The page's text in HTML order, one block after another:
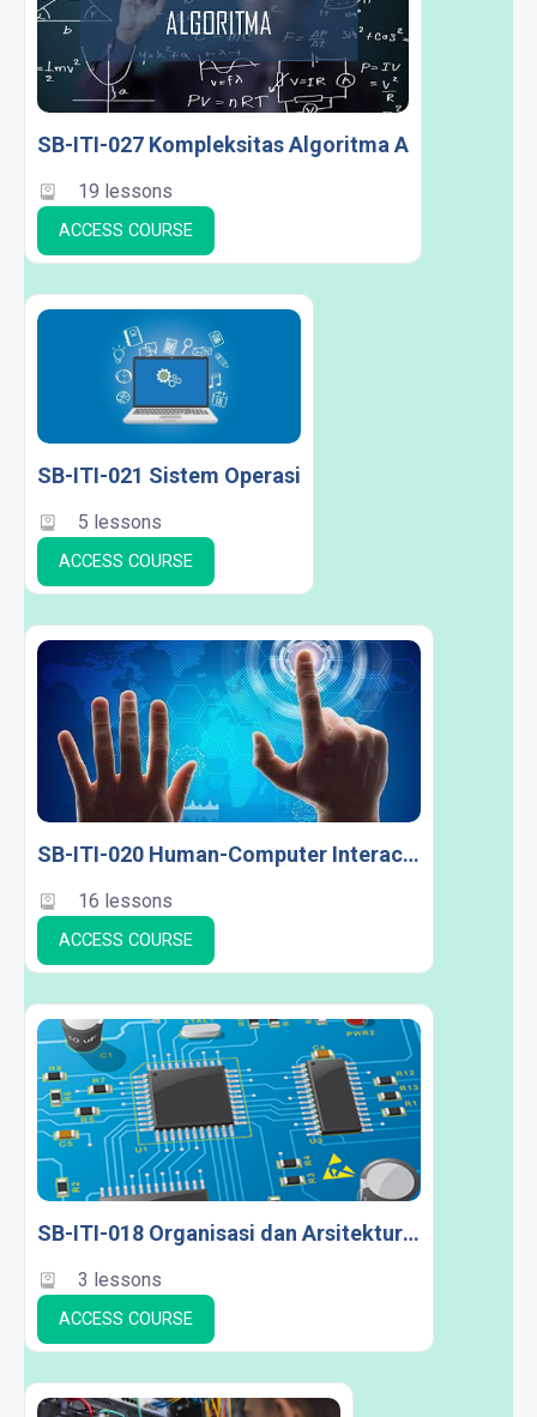
SB-ITI-027 Kompleksitas Algoritma A
19 lessons
ACCESS COURSE
SB-ITI-021 Sistem Operasi
5 lessons
ACCESS COURSE
SB-ITI-020 Human-Computer Interaction
16 lessons
ACCESS COURSE
SB-ITI-018 Organisasi dan Arsitektur Komputer
3 lessons
ACCESS COURSE